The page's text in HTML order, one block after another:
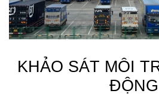
KHẢO SÁT MÔI
ĐỘNG